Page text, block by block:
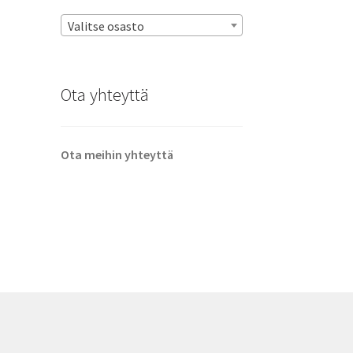
Valitse osasto
Ota yhteyttä
Ota meihin yhteyttä